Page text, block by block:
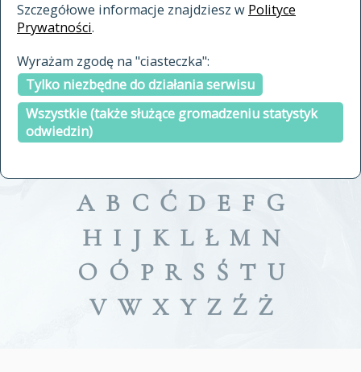
Szczegółowe informacje znajdziesz w Polityce
Prywatności.
Wyrażam zgodę na "ciasteczka":
Tylko niezbędne do działania serwisu
Wszystkie (także służące gromadzeniu statystyk
odwiedzin)
indeksie
a fronte
a tergo
A B C Ć D E F G
H I J K L Ł M N
O Ó P R S Ś T U
V W X Y Z Ź Ż